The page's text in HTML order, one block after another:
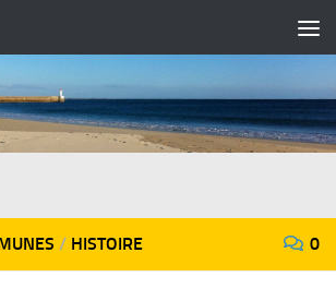
/ HISTOIRE 0